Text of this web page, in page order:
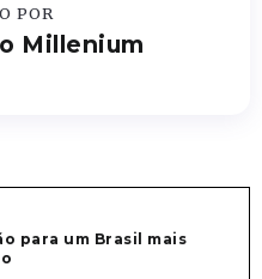
POR
Millenium
para um Brasil mais